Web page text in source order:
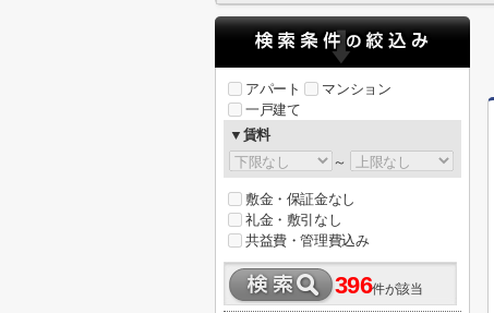
アパート
マンション
一戸建て
▼賃料
～
敷金・保証金なし
礼金・敷引なし
共益費・管理費込み
396件が該当